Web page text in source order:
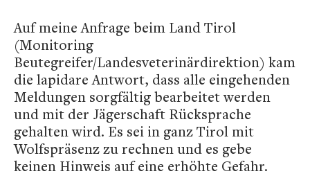
Auf meine Anfrage beim Land Tirol
(Monitoring
Beutegreifer/Landesveterinärdirektion) kam
die lapidare Antwort, dass alle eingehenden
Meldungen sorgfältig bearbeitet werden
und mit der Jägerschaft Rücksprache
gehalten wird. Es sei in ganz Tirol mit
Wolfspräsenz zu rechnen und es gebe
keinen Hinweis auf eine erhöhte Gefahr.